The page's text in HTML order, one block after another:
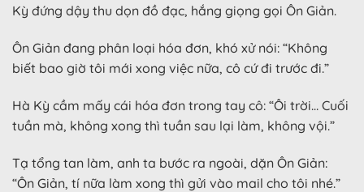
Kỳ đứng dậy thu dọn đồ đạc, hắng giọng gọi Ôn Giản.
Ôn Giản đang phân loại hóa đơn, khó xử nói: “Không
biết bao giờ tôi mới xong việc nữa, cô cứ đi trước đi.”
Hà Kỳ cầm mấy cái hóa đơn trong tay cô: “Ôi trời… Cuối
tuần mà, không xong thì tuần sau lại làm, không vội.”
Tạ tổng tan làm, anh ta bước ra ngoài, dặn Ôn Giản:
“Ôn Giản, tí nữa làm xong thì gửi vào mail cho tôi nhé.”